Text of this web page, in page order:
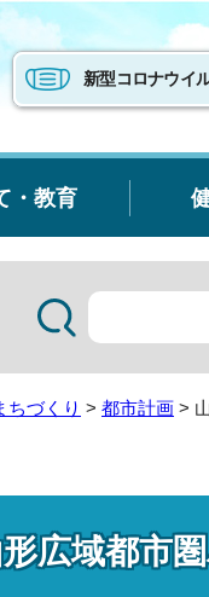
新型コロナウイ
・教育
ちづくり > 都市計画 >
広域都市